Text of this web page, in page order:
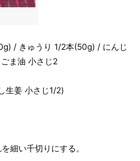
/ きゅうり 1/2本(50g) / にんじ
ま油 小さじ2
生姜 小さじ1/2)
細い千切りにする。